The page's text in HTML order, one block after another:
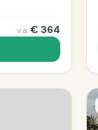
v.a. € 364